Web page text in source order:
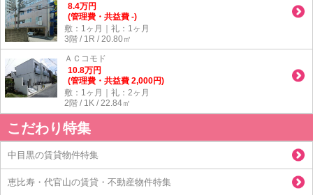
8.4万円
(管理費・共益費 -)
敷：1ヶ月｜礼：1ヶ月
3階 / 1R / 20.80㎡
ＡＣコモド
10.8万円
(管理費・共益費 2,000円)
敷：1ヶ月｜礼：2ヶ月
2階 / 1K / 22.84㎡
こだわり特集
中目黒の賃貸物件特集
恵比寿・代官山の賃貸・不動産物件特集